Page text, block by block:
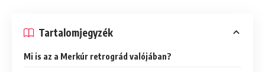
Tartalomjegyzék
Mi is az a Merkúr retrográd valójában?